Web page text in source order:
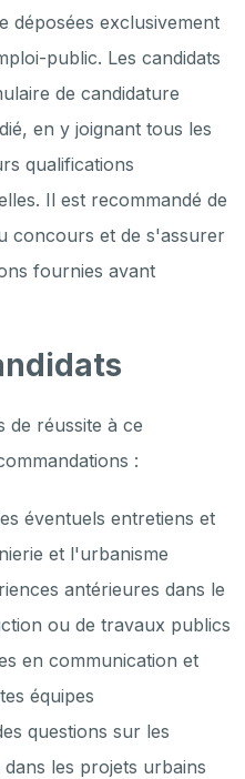
déposées exclusivement
public. Les candidats
de candidature
en y joignant tous les
qualifications
Il est recommandé de
concours et de s'assurer
fournies avant
de réussite à ce
:
éventuels entretiens et
et l'urbanisme
antérieures dans le
ou de travaux publics
en communication et
équipes
questions sur les
les projets urbains